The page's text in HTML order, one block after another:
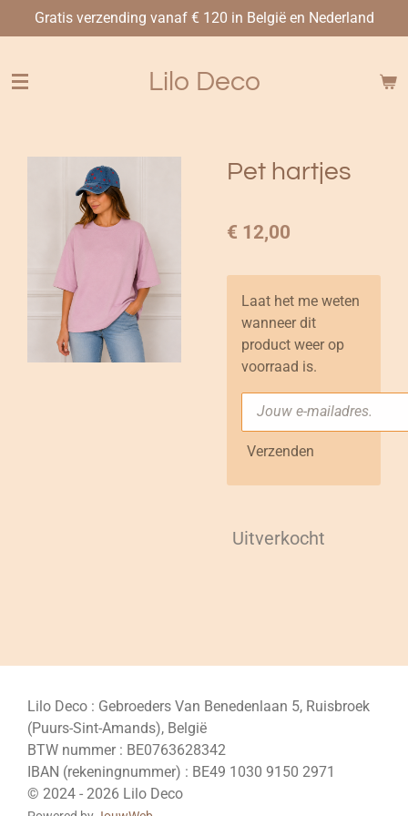
direct
de
Gratis verzending vanaf € 120 in België en Nederland
Lilo Deco
Pet hartjes
€ 12,00
Laat het me weten
wanneer dit
product weer op
voorraad is.
Verzenden
Uitverkocht
Lilo Deco : Gebroeders Van Benedenlaan 5, Ruisbroek
(Puurs-Sint-Amands), België
BTW nummer : BE0763628342
IBAN (rekeningnummer) : BE49 1030 9150 2971
© 2024 - 2026 Lilo Deco